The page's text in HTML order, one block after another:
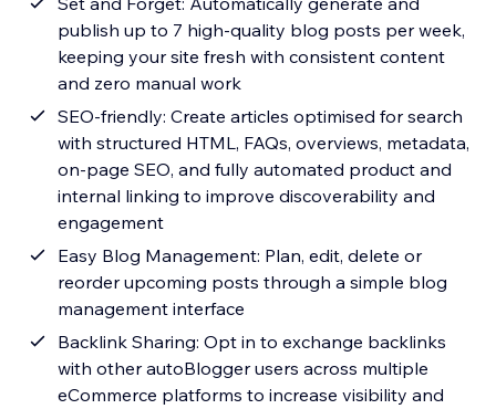
publish up to 7 high-quality blog posts per week,
keeping your site fresh with consistent content
and zero manual work
SEO-friendly: Create articles optimised for search
with structured HTML, FAQs, overviews, metadata,
on-page SEO, and fully automated product and
internal linking to improve discoverability and
engagement
Easy Blog Management: Plan, edit, delete or
reorder upcoming posts through a simple blog
management interface
Backlink Sharing: Opt in to exchange backlinks
with other autoBlogger users across multiple
eCommerce platforms to increase visibility and